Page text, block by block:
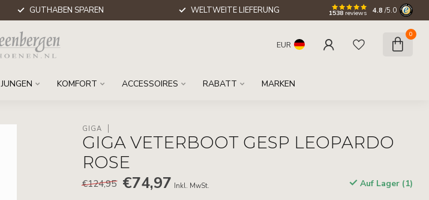
GUTHABEN SPAREN WELTWEITE LIEFERUNG 1538 reviews 4.8 /5.0
EUR
0
JUNGEN KOMFORT ACCESSOIRES RABATT MARKEN
GIGA
GIGA VETERBOOT GESP LEOPARDO
ROSE
€124,95 €74,97 Inkl. MwSt. Auf Lager (1)